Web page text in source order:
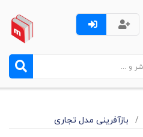
بازآفرینی مدل تجاری